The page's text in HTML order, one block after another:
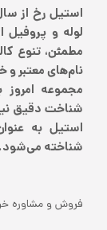
لوله و پروفیل
مطمئن، تنوع
نام‌های معتبر
مجموعه
شناخت دقیق
استیل به
شناخته می‌شود.
فروش و مشاوره